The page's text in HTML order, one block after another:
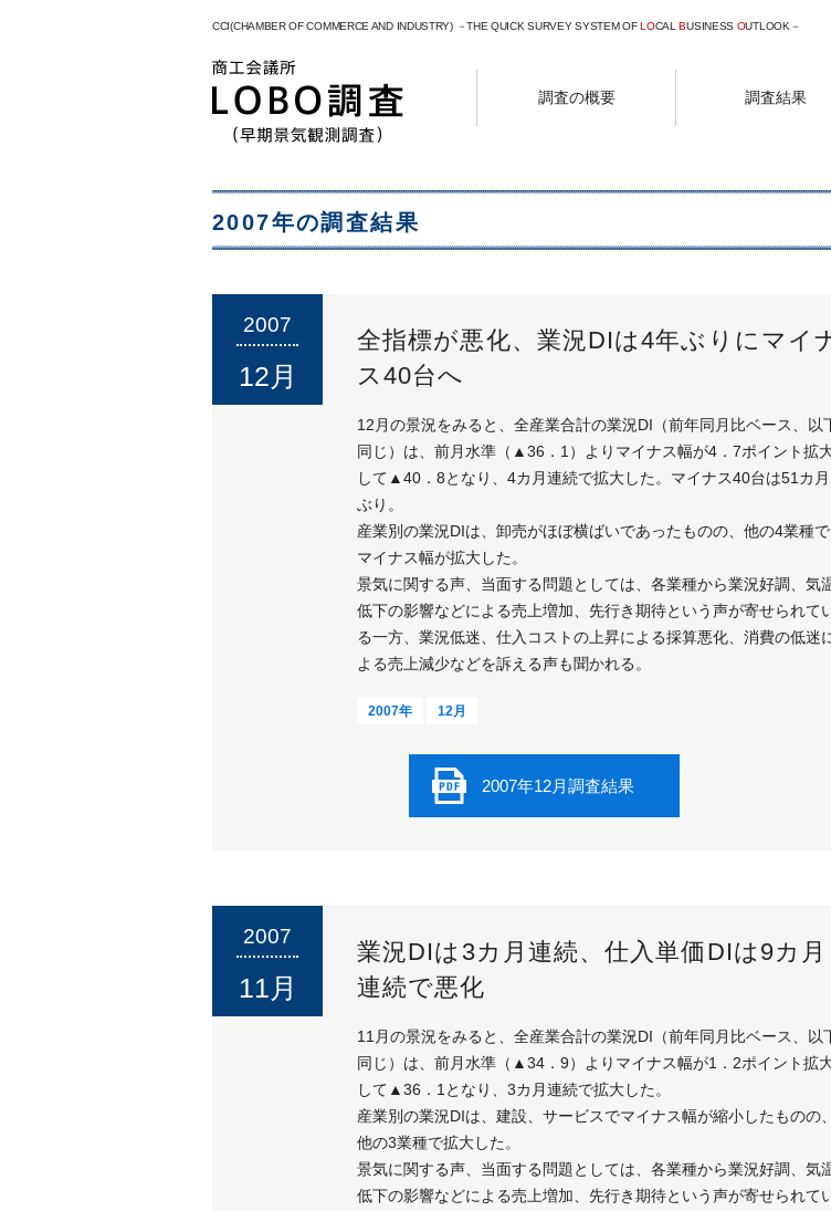
CCI(CHAMBER OF COMMERCE AND INDUSTRY) －THE QUICK SURVEY SYSTEM OFLOCALBUSINESS OUTLOOK－
調査の概要 調査結果
2007年の調査結果
2007
12月
全指標が悪化、業況DIは4年ぶりにマイ
ス40台へ
12月の景況をみると、全産業合計の業況DI（前年同月比ベース、以
同じ）は、前月水準（▲36．1）よりマイナス幅が4．7ポイント拡
して▲40．8となり、4カ月連続で拡大した。マイナス40台は51カ月
ぶり。
産業別の業況DIは、卸売がほぼ横ばいであったものの、他の4業種で
マイナス幅が拡大した。
景気に関する声、当面する問題としては、各業種から業況好調、気
低下の影響などによる売上増加、先行き期待という声が寄せられて
る一方、業況低迷、仕入コストの上昇による採算悪化、消費の低迷
よる売上減少などを訴える声も聞かれる。
2007年 12月
2007年12月調査結果
2007
11月
業況DIは3カ月連続、仕入単価DIは9カ月
連続で悪化
11月の景況をみると、全産業合計の業況DI（前年同月比ベース、以
同じ）は、前月水準（▲34．9）よりマイナス幅が1．2ポイント拡
して▲36．1となり、3カ月連続で拡大した。
産業別の業況DIは、建設、サービスでマイナス幅が縮小したものの、
他の3業種で拡大した。
景気に関する声、当面する問題としては、各業種から業況好調、気
低下の影響などによる売上増加、先行き期待という声が寄せられて